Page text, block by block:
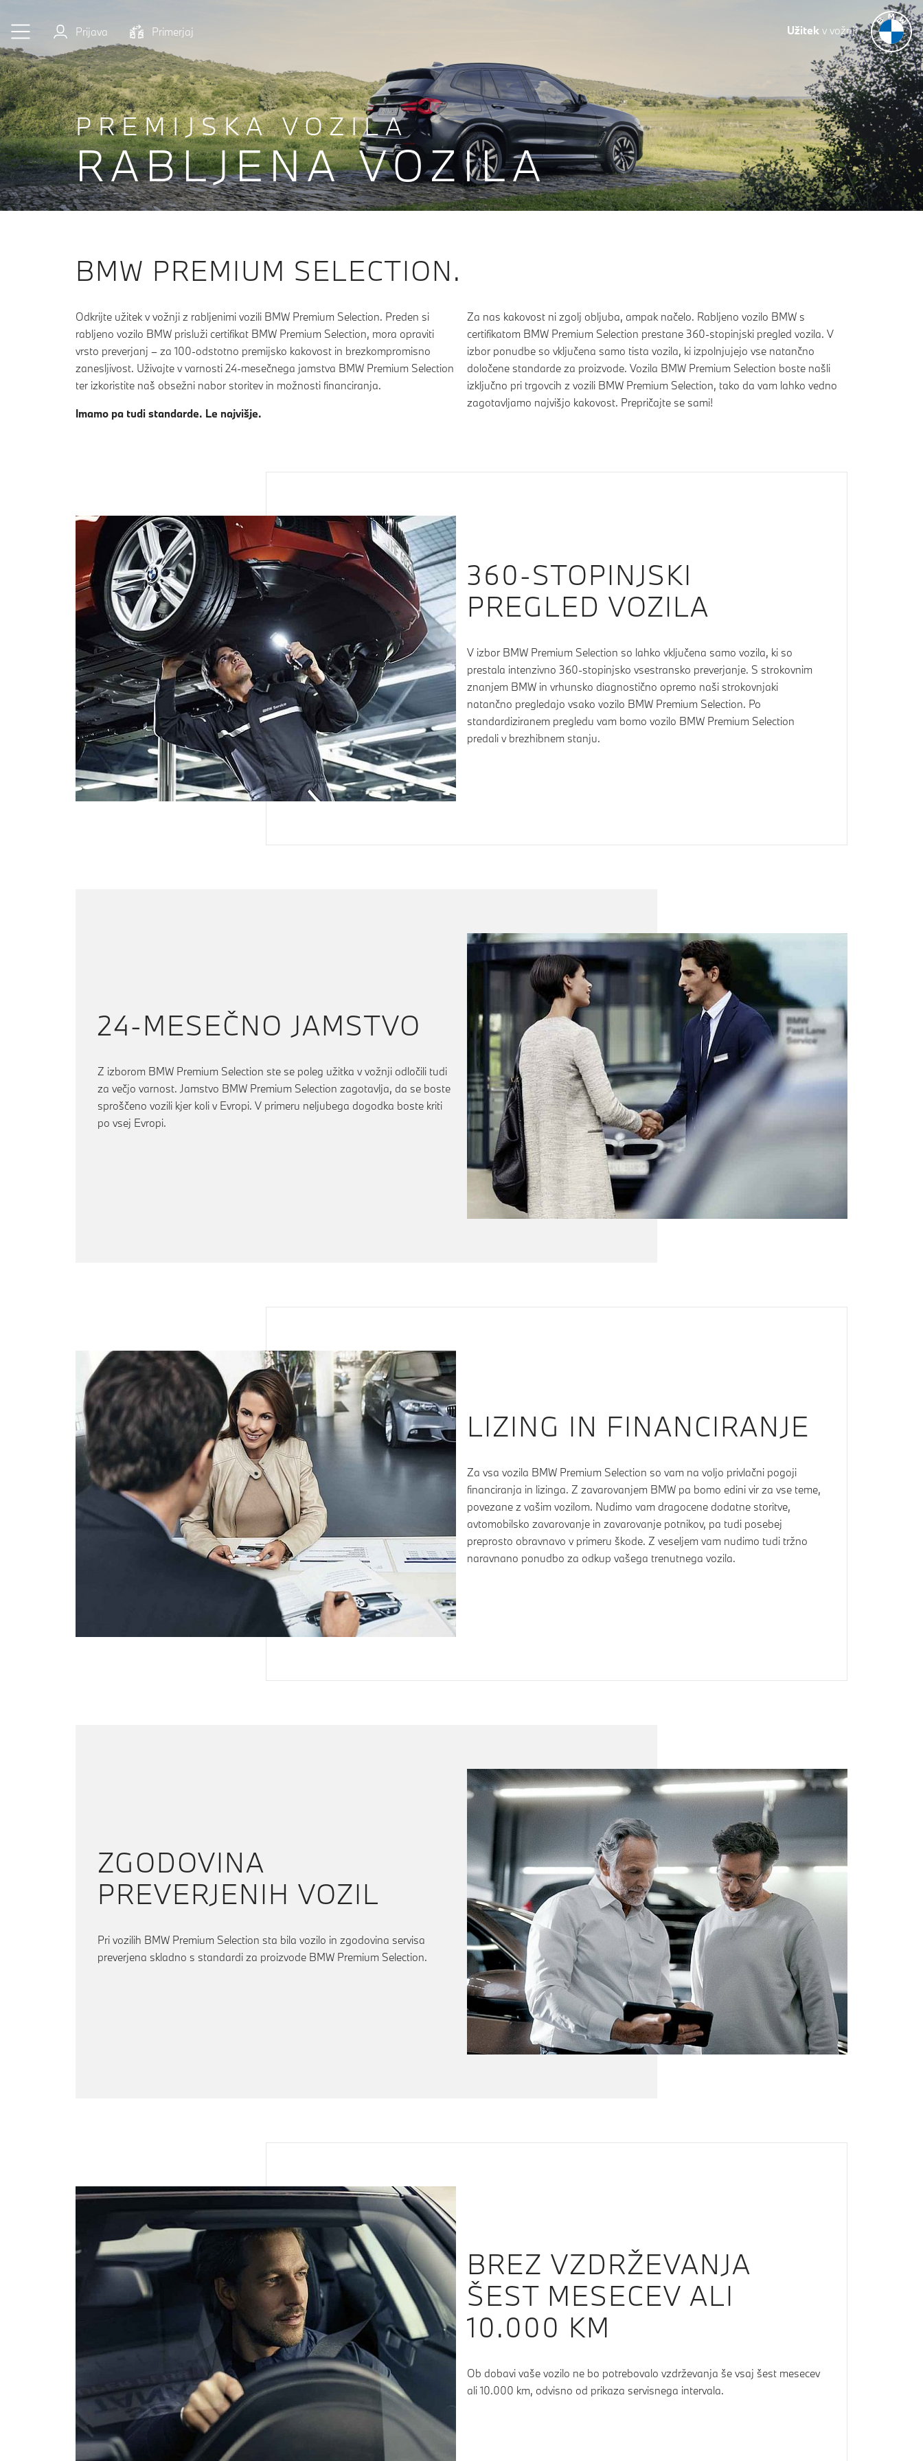
Prijava
Primerjaj Užitek v vožnji
PREMIJSKA VOZILA
RABLJENA VOZILA
BMW PREMIUM SELECTION.
Odkrijte užitek v vožnji z rabljenimi vozili BMW Premium Selection. Preden si
rabljeno vozilo BMW prisluži certifikat BMW Premium Selection, mora opraviti
vrsto preverjanj – za 100-odstotno premijsko kakovost in brezkompromisno
zanesljivost. Uživajte v varnosti 24-mesečnega jamstva BMW Premium Selection
ter izkoristite naš obsežni nabor storitev in možnosti financiranja.
Imamo pa tudi standarde. Le najvišje.
Za nas kakovost ni zgolj obljuba, ampak načelo. Rabljeno vozilo BMW s
certifikatom BMW Premium Selection prestane 360-stopinjski pregled vozila. V
izbor ponudbe so vključena samo tista vozila, ki izpolnjujejo vse natančno
določene standarde za proizvode. Vozila BMW Premium Selection boste našli
izključno pri trgovcih z vozili BMW Premium Selection, tako da vam lahko vedno
zagotavljamo najvišjo kakovost. Prepričajte se sami!
360-STOPINJSKI
PREGLED VOZILA
V izbor BMW Premium Selection so lahko vključena samo vozila, ki so
prestala intenzivno 360-stopinjsko vsestransko preverjanje. S strokovnim
znanjem BMW in vrhunsko diagnostično opremo naši strokovnjaki
natančno pregledajo vsako vozilo BMW Premium Selection. Po
standardiziranem pregledu vam bomo vozilo BMW Premium Selection
predali v brezhibnem stanju.
24-MESEČNO JAMSTVO
Z izborom BMW Premium Selection ste se poleg užitka v vožnji odločili tudi
za večjo varnost. Jamstvo BMW Premium Selection zagotavlja, da se boste
sproščeno vozili kjer koli v Evropi. V primeru neljubega dogodka boste kriti
po vsej Evropi.
LIZING IN FINANCIRANJE
Za vsa vozila BMW Premium Selection so vam na voljo privlačni pogoji
financiranja in lizinga. Z zavarovanjem BMW pa bomo edini vir za vse teme,
povezane z vašim vozilom. Nudimo vam dragocene dodatne storitve,
avtomobilsko zavarovanje in zavarovanje potnikov, pa tudi posebej
preprosto obravnavo v primeru škode. Z veseljem vam nudimo tudi tržno
naravnano ponudbo za odkup vašega trenutnega vozila.
ZGODOVINA
PREVERJENIH VOZIL
Pri vozilih BMW Premium Selection sta bila vozilo in zgodovina servisa
preverjena skladno s standardi za proizvode BMW Premium Selection.
BREZ VZDRŽEVANJA
ŠEST MESECEV ALI
10.000 KM
Ob dobavi vaše vozilo ne bo potrebovalo vzdrževanja še vsaj šest mesecev
ali 10.000 km, odvisno od prikaza servisnega intervala.